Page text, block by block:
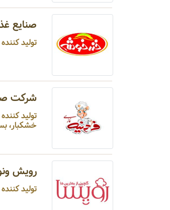
صنایع
تولید
شرکت
تولید
خشکبار،
رویش
تولید